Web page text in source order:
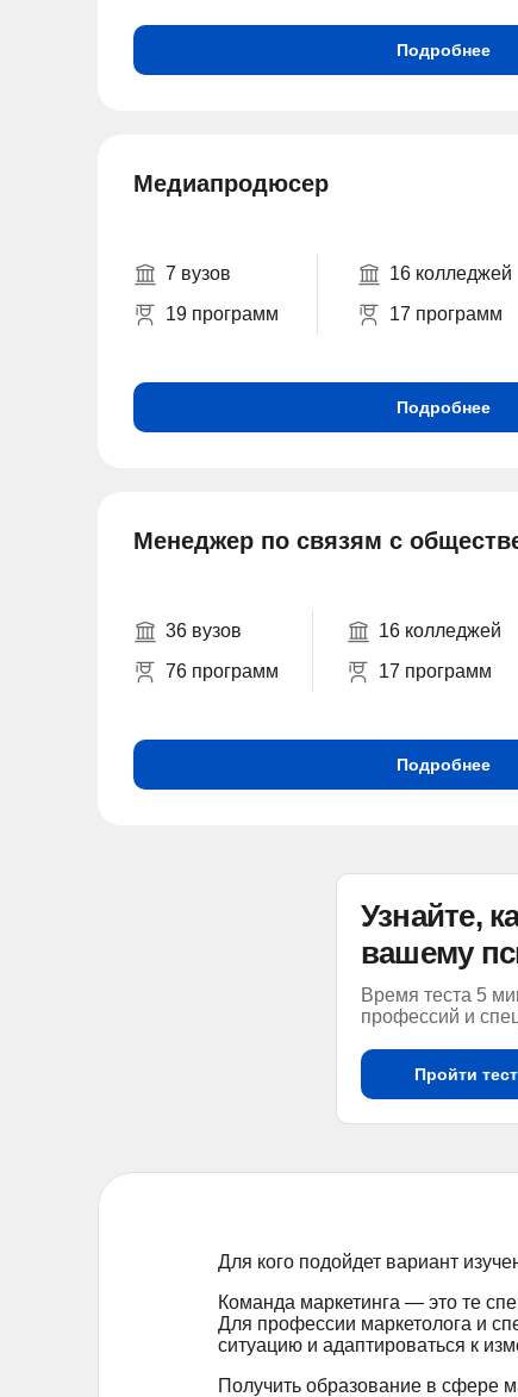
Подробнее
Медиапродюсер
7 вузов
19 программ
16 колледжей
17 программ
Подробнее
Менеджер по связям с
36 вузов
76 программ
16 колледжей
17 программ
Подробнее
Узнайте,
вашему
Время теста 5
профессий и
Пройти тест
Для кого подойдет вариант
Команда маркетинга — это те
Для профессии маркетолога и
ситуацию и адаптироваться к
Получить образование в сфере